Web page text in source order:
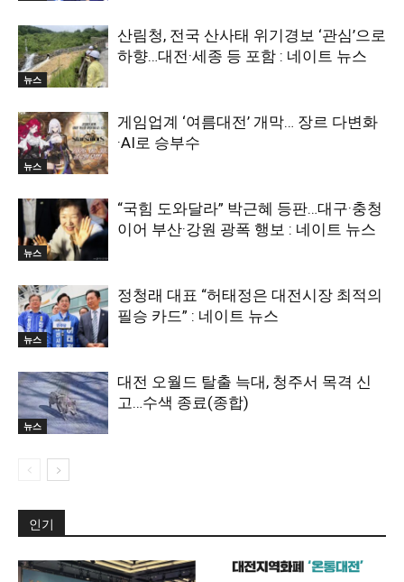
뉴스
산림청, 전국 산사태 위기경보 ‘관심’으로
하향…대전·세종 등 포함 : 네이트 뉴스
뉴스
게임업계 ‘여름대전’ 개막… 장르 다변화
·AI로 승부수
뉴스
“국힘 도와달라” 박근혜 등판…대구·충청
이어 부산·강원 광폭 행보 : 네이트 뉴스
뉴스
정청래 대표 “허태정은 대전시장 최적의
필승 카드” : 네이트 뉴스
뉴스
대전 오월드 탈출 늑대, 청주서 목격 신
고…수색 종료(종합)
인기